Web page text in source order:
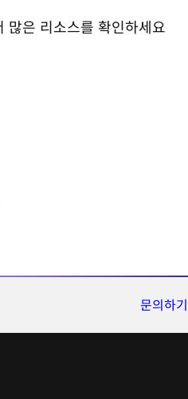
은 리소스를 확인하세요
문의하기